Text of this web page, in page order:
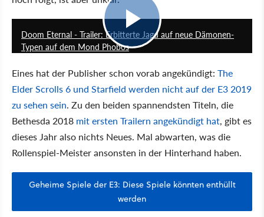
Doom Eternal - Trailer: Erbitterte Jagd auf neue Dämonen-
Typen auf dem Mond Phobos
Eines hat der Publisher schon vorab angekündigt: The
Elder Scrolls 6 und Starfield werden nicht auf der E3 2019
zu sehen sein. Zu den beiden spannendsten Titeln, die
Bethesda 2018 mit ersten Trailern angekündigt hat, gibt es
dieses Jahr also nichts Neues. Mal abwarten, was die
Rollenspiel-Meister ansonsten in der Hinterhand haben.
Geheime Spiele der E3: Diese Spiele könnten enthüllt
werden